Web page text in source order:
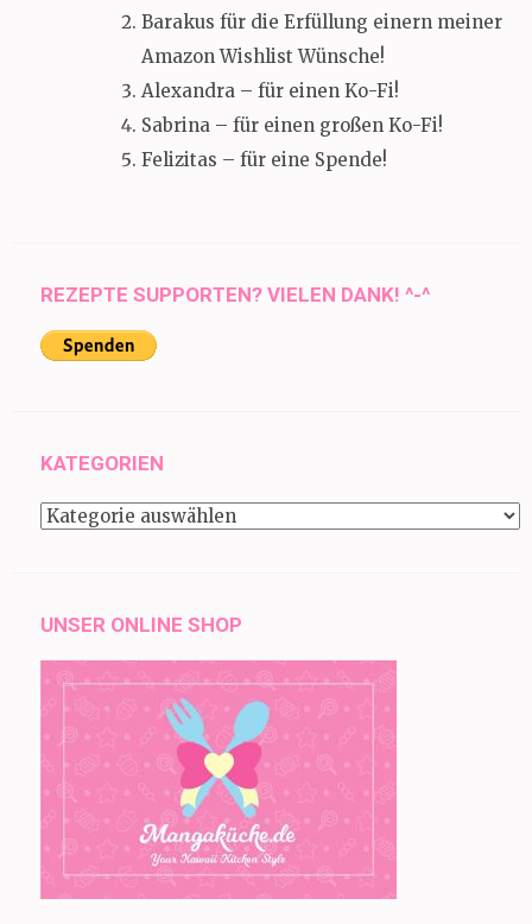
Barakus für die Erfüllung einern meiner
Amazon Wishlist Wünsche!
Alexandra – für einen Ko-Fi!
Sabrina – für einen großen Ko-Fi!
Felizitas – für eine Spende!
REZEPTE SUPPORTEN? VIELEN DANK! ^-^
KATEGORIEN
Kategorien
UNSER ONLINE SHOP